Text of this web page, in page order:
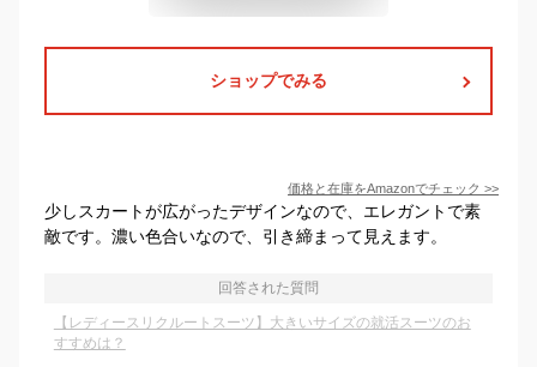
ショップでみる
価格と在庫をAmazonでチェック >>
少しスカートが広がったデザインなので、エレガントで素
敵です。濃い色合いなので、引き締まって見えます。
回答された質問
【レディースリクルートスーツ】大きいサイズの就活スーツのお
すすめは？